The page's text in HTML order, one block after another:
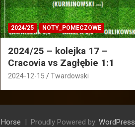
2024/25 NOTY_POMECZOWE
2024/25 – kolejka 17 –
Cracovia vs Zagłębie 1:1
2024-12-15 Twardowski
Proudly Powered by: WordPress